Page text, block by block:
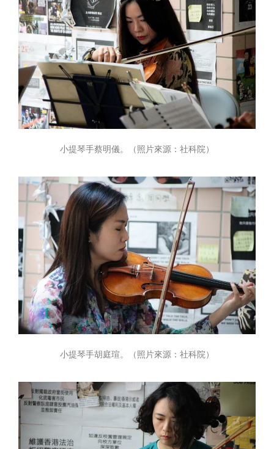
小提琴手蔡明儀。（照片來源：社科院）
小提琴手胡庭瑄。（照片來源：社科院）